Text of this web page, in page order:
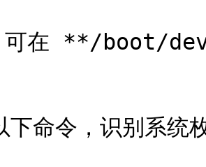
可在 **/boot/
下命令，识别系统